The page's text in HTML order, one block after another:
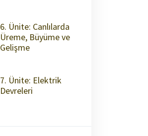
6. Ünite: Canlılarda
Üreme, Büyüme ve
Gelişme
7. Ünite: Elektrik
Devreleri